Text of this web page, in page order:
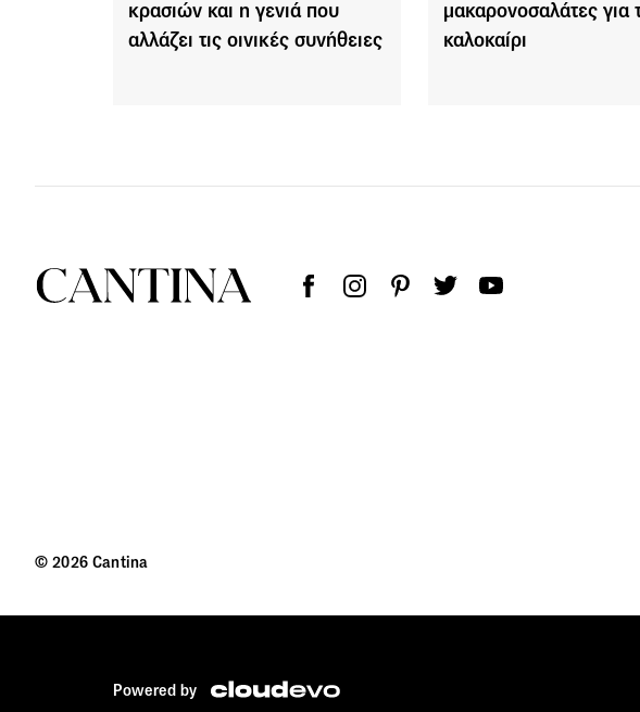
κρασιών και η γενιά που
αλλάζει τις οινικές συνήθειες
μακαρονοσαλάτες για
καλοκαίρι
© 2026 Cantina
Powered by